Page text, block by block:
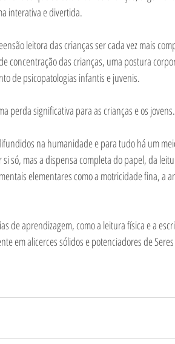
interativa e divertida.
leitora das crianças ser cada vez mais
concentração das crianças, uma postura
de psicopatologias infantis e juvenis.
perda significativa para as crianças e os jovens.
na humanidade e para tudo há um
só, mas a dispensa completa do papel, da
elementares como a motricidade fina, a
de aprendizagem, como a leitura física e a
em alicerces sólidos e potenciadores de